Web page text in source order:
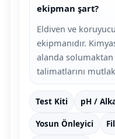
ekipman şart?
Eldiven ve
ekipmanıdır.
alanda solumaktan
talimatlarını
Test Kiti pH /
Yosun Önleyici